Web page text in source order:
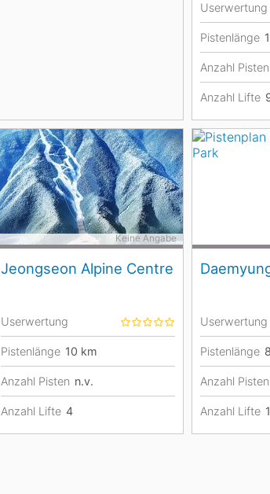
Userwertung
Pistenlänge
Anzahl Pisten
Anzahl Lifte
Jeongseon Alpine Centre
Keine Angabe
Userwertung
Pistenlänge 10 km
Anzahl Pisten n.v.
Anzahl Lifte 4
Userwertung
Pistenlänge 8
Anzahl Pisten
Anzahl Lifte